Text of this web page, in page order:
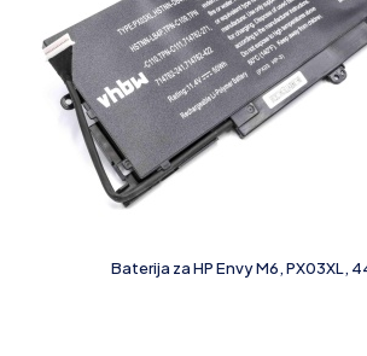
Baterija za HP Envy M6, PX03XL,